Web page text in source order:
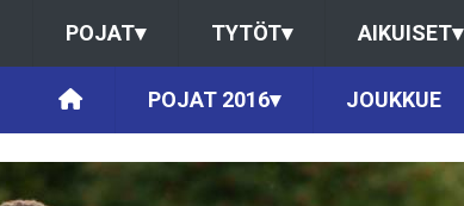
POJAT▾ TYTÖT▾ AIKUISET▾
POJAT 2016▾ JOUKKUE